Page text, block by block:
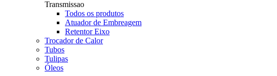
Transmissao
Todos os produtos
Atuador de Embreagem
Retentor Eixo
Trocador de Calor
Tubos
Tulipas
Óleos